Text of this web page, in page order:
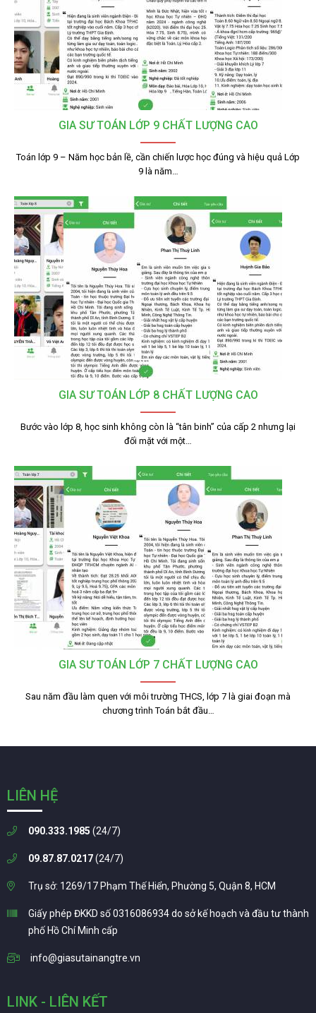
GIA SƯ TOÁN LỚP 9 CHẤT LƯỢNG CAO
Toán lớp 9 – Năm học bản lề, cần chiến lược học đúng và hiệu quả Lớp
9 là năm…
GIA SƯ TOÁN LỚP 8 CHẤT LƯỢNG CAO
Bước vào lớp 8, học sinh không còn là “tân binh” của cấp 2 nhưng lại
đối mặt với một…
GIA SƯ TOÁN LỚP 7 CHẤT LƯỢNG CAO
Sau năm đầu làm quen với môi trường THCS, lớp 7 là giai đoạn mà
chương trình Toán bắt đầu…
LIÊN HỆ
090.333.1985 (24/7)
09.87.87.0217(24/7)
Trụ sở: 1269/17 Phạm Thế Hiển, Phường 5, Quận 8, HCM
Giấy phép ĐKKD số 0316086934 do sở kế hoạch và đầu tư thành
phố Hồ Chí Minh cấp
info@giasutainangtre.vn
LINK - LIÊN KẾT